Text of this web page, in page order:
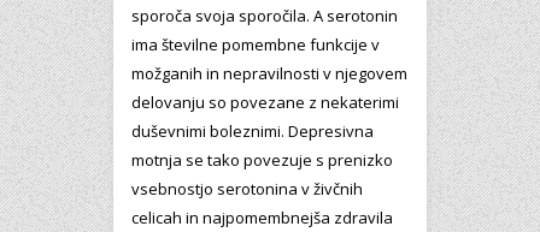
sporoča svoja sporočila. A serotonin
ima številne pomembne funkcije v
možganih in nepravilnosti v njegovem
delovanju so povezane z nekaterimi
duševnimi boleznimi. Depresivna
motnja se tako povezuje s prenizko
vsebnostjo serotonina v živčnih
celicah in najpomembnejša zdravila